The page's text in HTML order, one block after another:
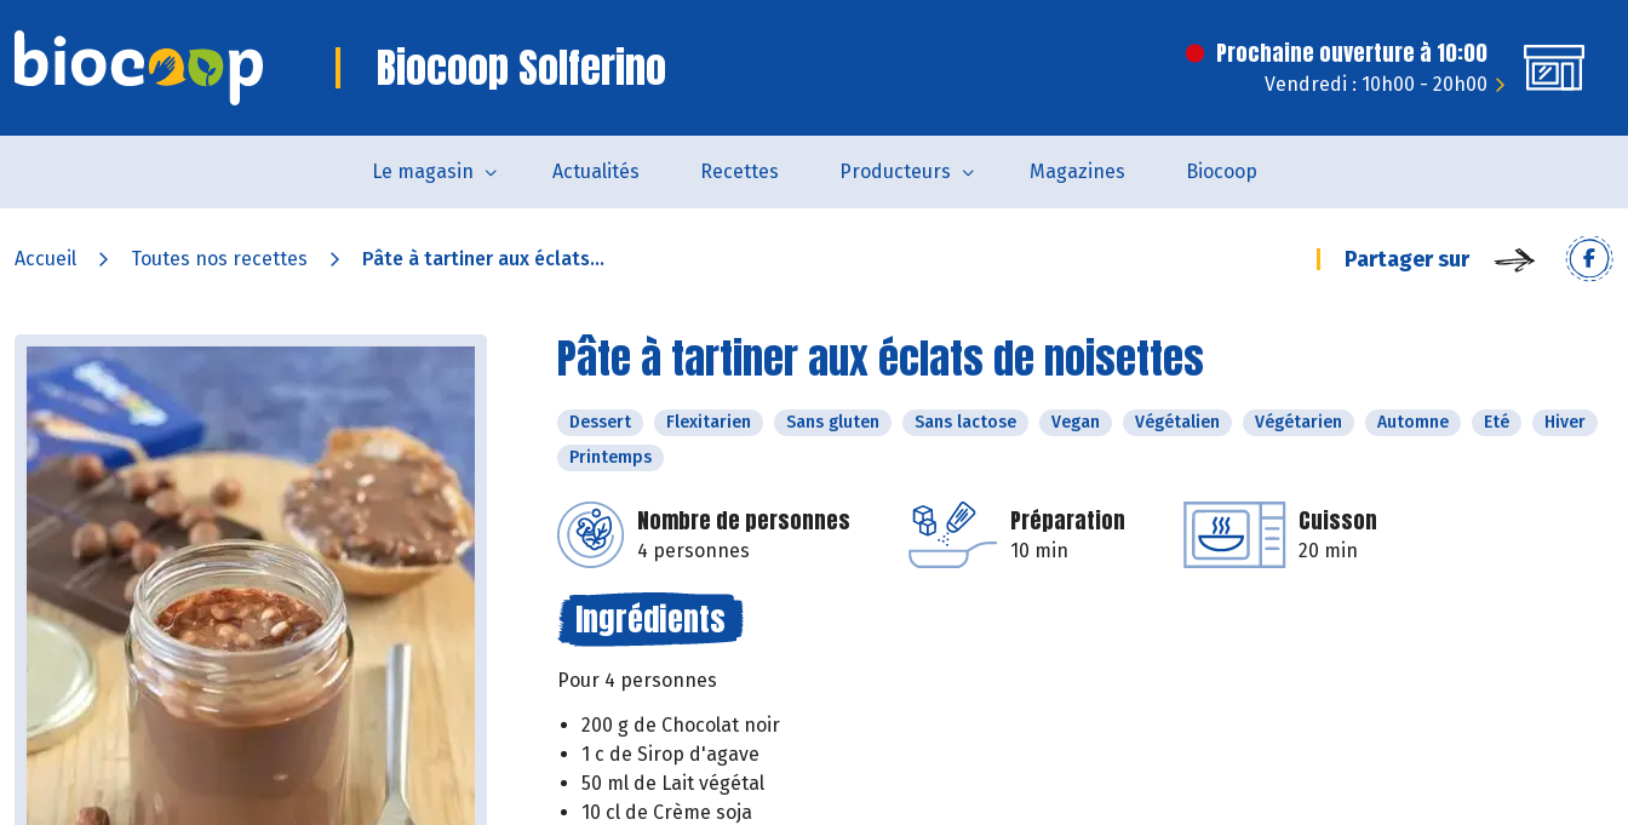
Biocoop Solferino Prochaine ouverture à 10:00
Vendredi : 10h00 - 20h00
Le magasin Actualités Recettes Producteurs Magazines Biocoop
Accueil Toutes nos recettes Pâte à tartiner aux éclats... Partager sur
Pâte à tartiner aux éclats de noisettes
Dessert Flexitarien Sans gluten Sans lactose Vegan Végétalien Végétarien Automne Eté
Hiver
Printemps
Nombre de personnes
4 personnes
Préparation
10 min
Cuisson
20 min
Ingrédients
Pour 4 personnes
200 g de Chocolat noir
1 c de Sirop d'agave
50 ml de Lait végétal
10 cl de Crème soja